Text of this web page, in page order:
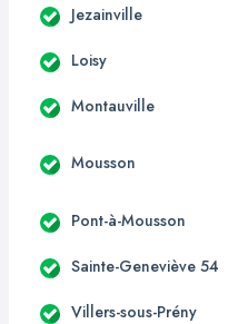
Jezainville
Loisy
Montauville
Mousson
Pont-à-Mousson
Sainte-Geneviève 54
Villers-sous-Prény